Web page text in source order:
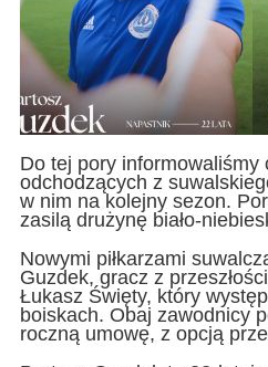
Do tej pory informowaliśmy
odchodzących z
w nim na kolejny sezon.
zasilą drużynę biało-
Nowymi piłkarzami
Guzdek, gracz z
Łukasz Święty, który
boiskach. Obaj zawodnicy
roczną umowę, z opcją